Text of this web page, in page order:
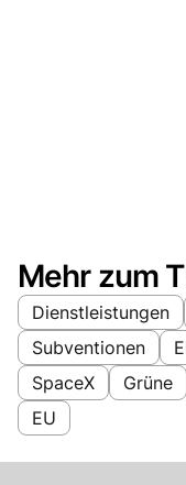
Mehr zum
Dienstleistungen
Subventionen
SpaceX
Grüne
EU